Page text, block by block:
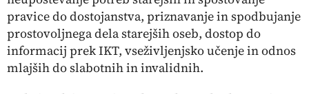
pravice do dostojanstva, priznavanje in spodbujanje
prostovoljnega dela starejših oseb, dostop do
informacij prek IKT, vseživljenjsko učenje in odnos
mlajših do slabotnih in invalidnih.